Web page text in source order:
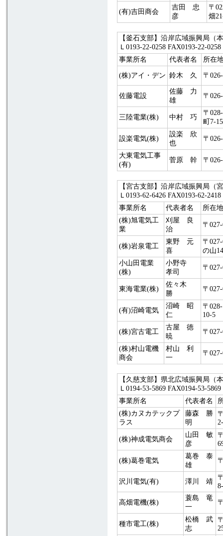
(有)吉田商会
吉田 忠
彦
〒
畑
【釜石支部】沿岸広域振興局（
Ｌ0193-22-0258 FAX0193-22-
事業所名
代表者名 所在
(株)アイ・デン 鈴木 久 〒
佐藤電設
佐藤 力
雄
〒
三陸電業(株) 中村 巧
〒
町7-15
設楽電気(株)
設楽 欣
也
〒
大東電気工事
(有)
菅原 幹 〒
【宮古支部】沿岸広域振興局（
Ｌ0193-62-6426 FAX0193-62-
事業所名
代表者名
所在地
(株)旭電気工
業
刈屋 良
治
〒
(株)岩泉電工
東野 元
喜
〒
の山
小山田電業
(株)
小野寺
孝司
〒
東海電業(株)
佐々木
勝
〒
(有)沼崎電気
沼崎 昭
仁
〒
10-5
(株)宮古電工
古屋 徳
暁
〒
(株)村山電機
商会
村山 利
一
〒
【久慈支部】県北広域振興局（
Ｌ0194-53-5869 FAX0194-53-
事業所名
代表者名
(株)カヌカテックプ
ラス
藤森 勝
明
(株)神成電気商会
山田 敏
彦
(株)葛巻電気
葛巻 泰
雄
沢川電気(有) 澤川 靖
高畑電機(株)
蓑島 竜
一
種市電工(株)
松橋 武
志